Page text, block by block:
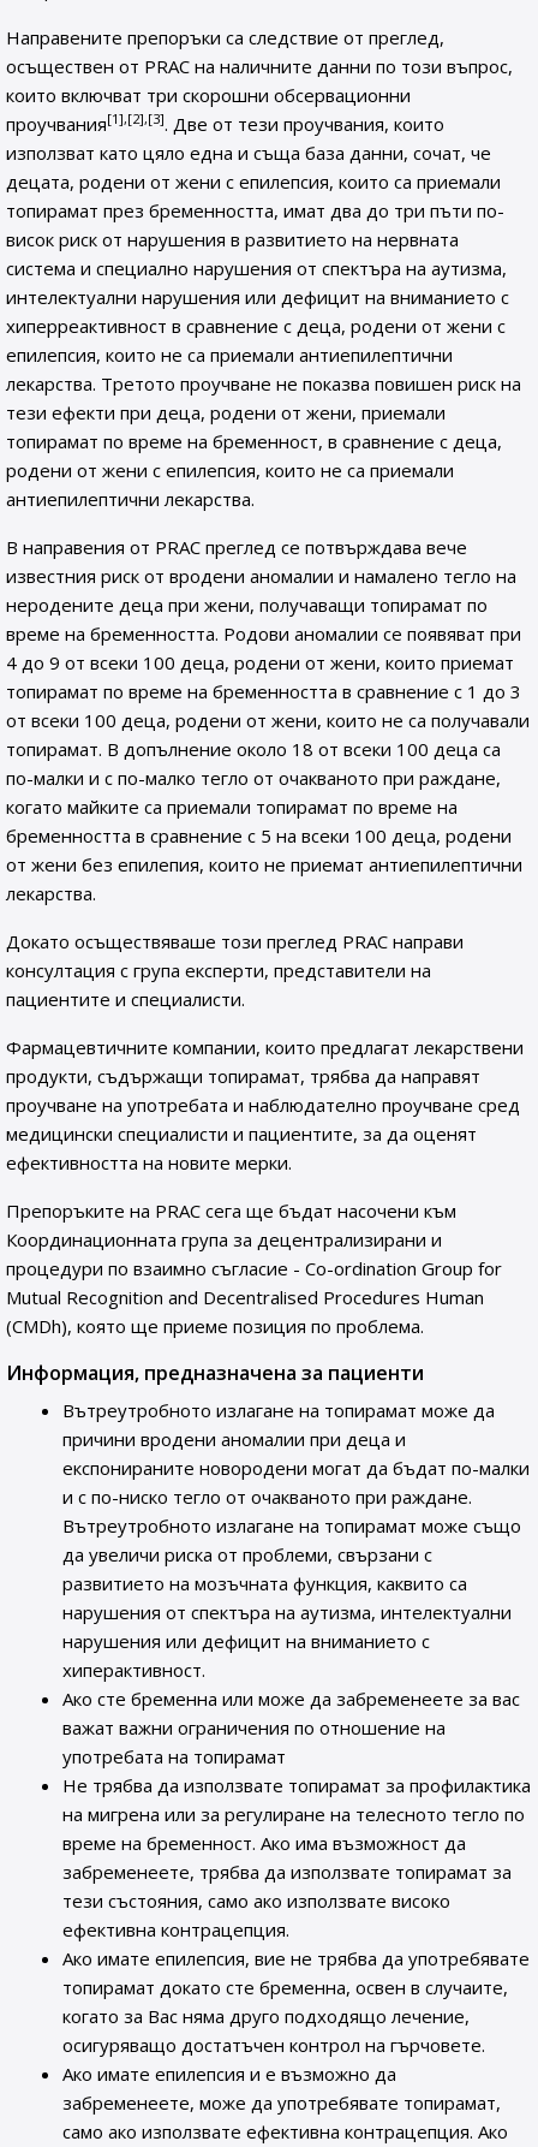
Направените препоръки са следствие от преглед,
осъществен от PRAC на наличните данни по този въпрос,
които включват три скорошни обсервационни
проучвания[1],[2],[3]. Две от тези проучвания, които
използват като цяло една и съща база данни, сочат, че
децата, родени от жени с епилепсия, които са приемали
топирамат през бременността, имат два до три пъти по-
висок риск от нарушения в развитието на нервната
система и специално нарушения от спектъра на аутизма,
интелектуални нарушения или дефицит на вниманието с
хиперреактивност в сравнение с деца, родени от жени с
епилепсия, които не са приемали антиепилептични
лекарства. Третото проучване не показва повишен риск на
тези ефекти при деца, родени от жени, приемали
топирамат по време на бременност, в сравнение с деца,
родени от жени с епилепсия, които не са приемали
антиепилептични лекарства.
В направения от PRAC преглед се потвърждава вече
известния риск от вродени аномалии и намалено тегло на
неродените деца при жени, получаващи топирамат по
време на бременността. Родови аномалии се появяват при
4 до 9 от всеки 100 деца, родени от жени, които приемат
топирамат по време на бременността в сравнение с 1 до 3
от всеки 100 деца, родени от жени, които не са получавали
топирамат. В допълнение около 18 от всеки 100 деца са
по-малки и с по-малко тегло от очакваното при раждане,
когато майките са приемали топирамат по време на
бременността в сравнение с 5 на всеки 100 деца, родени
от жени без епилепия, които не приемат антиепилептични
лекарства.
Докато осъществяваше този преглед PRAC направи
консултация с група експерти, представители на
пациентите и специалисти.
Фармацевтичните компании, които предлагат лекарствени
продукти, съдържащи топирамат, трябва да направят
проучване на употребата и наблюдателно проучване сред
медицински специалисти и пациентите, за да оценят
ефективността на новите мерки.
Препоръките на PRAC сега ще бъдат насочени към
Координационната група за децентрализирани и
процедури по взаимно съгласие - Co-ordination Group for
Mutual Recognition and Decentralised Procedures Human
(CMDh), която ще приеме позиция по проблема.
Информация, предназначена за пациенти
Вътреутробното излагане на топирамат може да
причини вродени аномалии при деца и
експонираните новородени могат да бъдат по-малки
и с по-ниско тегло от очакваното при раждане.
Вътреутробното излагане на топирамат може също
да увеличи риска от проблеми, свързани с
развитието на мозъчната функция, каквито са
нарушения от спектъра на аутизма, интелектуални
нарушения или дефицит на вниманието с
хиперактивност.
Ако сте бременна или може да забременеете за вас
важат важни ограничения по отношение на
употребата на топирамат
Не трябва да използвате топирамат за профилактика
на мигрена или за регулиране на телесното тегло по
време на бременност. Ако има възможност да
забременеете, трябва да използвате топирамат за
тези състояния, само ако използвате високо
ефективна контрацепция.
Ако имате епилепсия, вие не трябва да употребявате
топирамат докато сте бременна, освен в случаите,
когато за Вас няма друго подходящо лечение,
осигуряващо достатъчен контрол на гърчовете.
Ако имате епилепсия и е възможно да
забременеете, може да употребявате топирамат,
само ако използвате ефективна контрацепция. Ако